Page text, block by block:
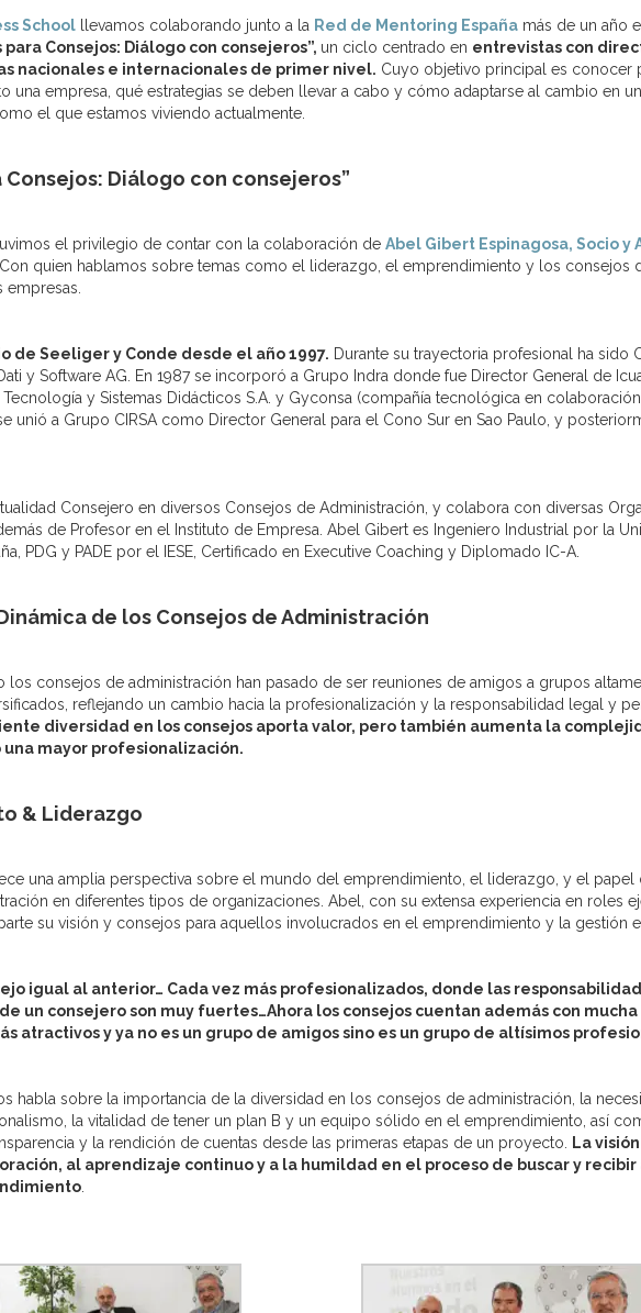
School llevamos colaborando junto a la Red de Mentoring España más de un año
para Consejos: Diálogo con consejeros”, un ciclo centrado en entrevistas con
nacionales e internacionales de primer nivel. Cuyo objetivo principal es conocer
una empresa, qué estrategias se deben llevar a cabo y cómo adaptarse al cambio en
el que estamos viviendo actualmente.
Consejos: Diálogo con consejeros”
el privilegio de contar con la colaboración de Abel Gibert Espinagosa, Socio y
Con quien hablamos sobre temas como el liderazgo, el emprendimiento y los consejos
de Seeliger y Conde desde el año 1997. Durante su trayectoria profesional ha sido
y Software AG. En 1987 se incorporó a Grupo Indra donde fue Director General de
y Sistemas Didácticos S.A. y Gyconsa (compañía tecnológica en
unió a Grupo CIRSA como Director General para el Cono Sur en Sao Paulo, y
Consejero en diversos Consejos de Administración, y colabora con diversas
de Profesor en el Instituto de Empresa. Abel Gibert es Ingeniero Industrial por la
PDG y PADE por el IESE, Certificado en Executive Coaching y Diplomado IC-A.
de los Consejos de Administración
los consejos de administración han pasado de ser reuniones de amigos a grupos
reflejando un cambio hacia la profesionalización y la responsabilidad legal y
diversidad en los consejos aporta valor, pero también aumenta la
mayor profesionalización.
& Liderazgo
una amplia perspectiva sobre el mundo del emprendimiento, el liderazgo, y el papel
en diferentes tipos de organizaciones. Abel, con su extensa experiencia en roles
su visión y consejos para aquellos involucrados en el emprendimiento y la gestión
igual al anterior… Cada vez más profesionalizados, donde las
un consejero son muy fuertes…Ahora los consejos cuentan además con
atractivos y ya no es un grupo de amigos sino es un grupo de altísimos
habla sobre la importancia de la diversidad en los consejos de administración, la
la vitalidad de tener un plan B y un equipo sólido en el emprendimiento, así
y la rendición de cuentas desde las primeras etapas de un proyecto.
La
al aprendizaje continuo y a la humildad en el proceso de buscar y